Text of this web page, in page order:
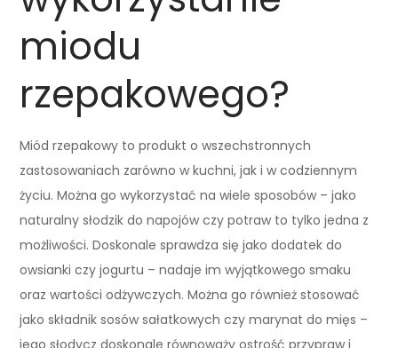
miodu
rzepakowego?
Miód rzepakowy to produkt o wszechstronnych
zastosowaniach zarówno w kuchni, jak i w codziennym
życiu. Można go wykorzystać na wiele sposobów – jako
naturalny słodzik do napojów czy potraw to tylko jedna z
możliwości. Doskonale sprawdza się jako dodatek do
owsianki czy jogurtu – nadaje im wyjątkowego smaku
oraz wartości odżywczych. Można go również stosować
jako składnik sosów sałatkowych czy marynat do mięs –
jego słodycz doskonale równoważy ostrość przypraw i